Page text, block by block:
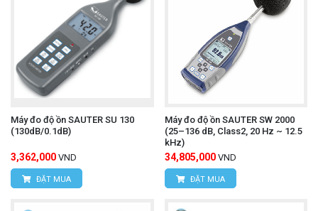
Máy đo độ ồn SAUTER SU 130
(130dB/0.1dB)
3,362,000 VND
ĐẶT MUA
Máy đo độ ồn SAUTER SW 2000
(25–136 dB, Class2, 20 Hz ~ 12.5
kHz)
34,805,000 VND
ĐẶT MUA